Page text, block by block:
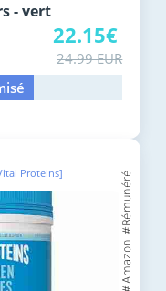
- vert
22.15€
24.99 EUR
Proteins]